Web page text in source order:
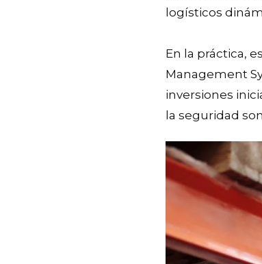
logísticos
En la práctica,
Management
inversiones
la seguridad